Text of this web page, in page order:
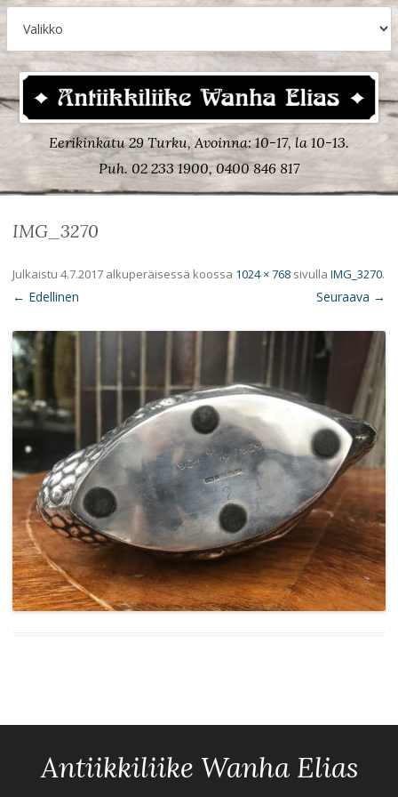
Eerikinkatu 29 Turku, Avoinna: 10-17, la 10-13.
Puh. 02 233 1900, 0400 846 817
IMG_3270
Julkaistu 4.7.2017 alkuperäisessä koossa 1024 × 768 sivulla IMG_3270.
← Edellinen Seuraava →
Antiikkiliike Wanha Elias